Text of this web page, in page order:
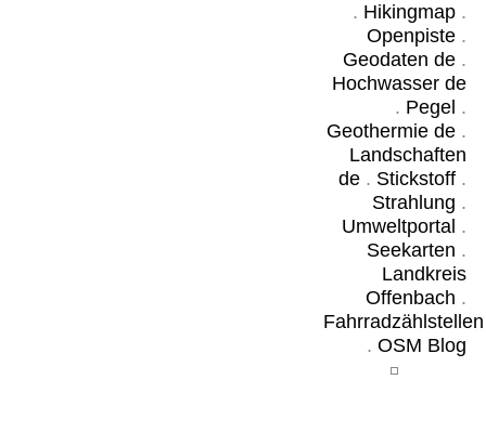
. Hikingmap.
Openpiste.
Geodaten de.
Hochwasser de
. Pegel .
Geothermie de.
Landschaften
de. Stickstoff.
Strahlung .
Umweltportal .
Seekarten .
Landkreis
Offenbach .
Fahrradzählstellen
. OSM Blog